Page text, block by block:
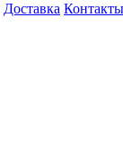
Доставка Контакты